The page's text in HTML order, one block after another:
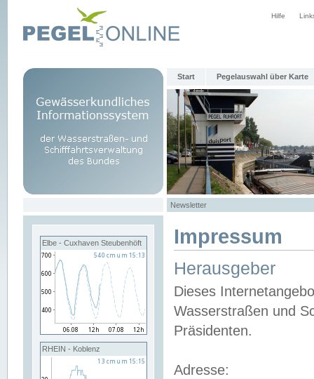
Hilfe
Start Pegelauswahl über Karte
Newsletter
Elbe - Cuxhaven Steubenhöft
RHEIN - Koblenz
Impressum
Herausgeber
Dieses
Wasserstraßen und
Präsidenten.
Adresse: